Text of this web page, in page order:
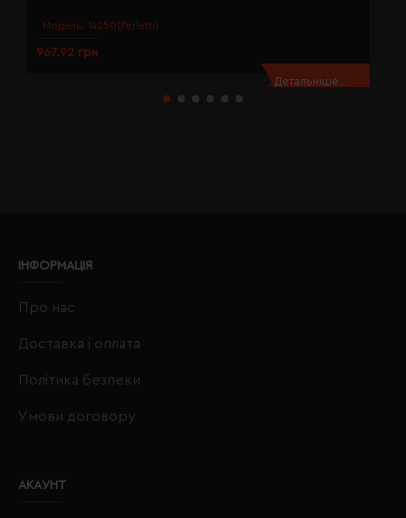
Модель: 14250(Perletti)
967.92 грн
Детальніше...
ІНФОРМАЦІЯ
Про нас
Доставка і оплата
Політика безпеки
Умови договору
АКАУНТ